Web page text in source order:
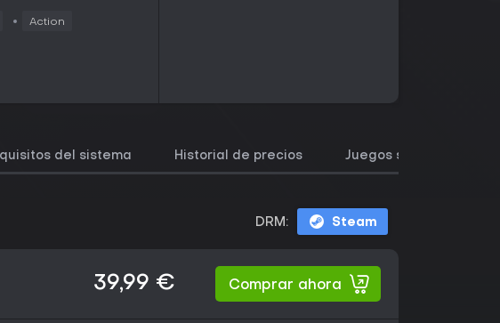
Action
del sistema Historial de precios Juegos similares
DRM: Steam
39,99 € Comprar ahora